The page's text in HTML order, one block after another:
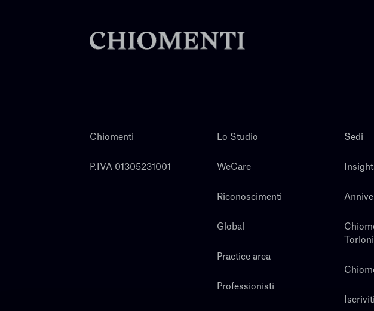
Chiomenti
P.IVA 01305231001
Lo Studio
WeCare
Riconoscimenti
Global
Practice area
Professionisti
Sedi